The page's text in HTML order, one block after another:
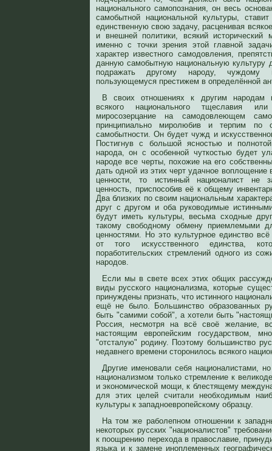
национального самопознания, он весь
самобытной национальной культуры,
единственную свою задачу, расценивая
и внешней политики, всякий исторический
именно с точки зрения этой главной
характер известного самодовления,
данную самобытную национальную культуру
подражать другому народу,
пользующемуся престижем в определённой
В своих отношениях к другим народам
всякого национального тщеславия
миросозерцание на самодовлеющем
принципиально миролюбив и терпим по
самобытности. Он будет чужд и
Постигнув с большой ясностью и
народа, он с особенной чуткостью будет
народе все черты, похожие на его
дать одной из этих черт удачное воплощение
ценности, то истинный националист не
ценность, приспособив её к общему
Два близких по своим национальным
друг с другом и оба руководимые
будут иметь культуры, весьма сходные
такому свободному обмену приемлемыми
ценностями. Но это культурное единство
от того искусственного единства,
поработительских стремлений одного из
народов.
Если мы в свете всех этих общих
виды русского национализма, которые
принуждены признать, что истинного
ещё не было. Большинство образованных
быть "самими собой", а хотели быть
Россия, несмотря на всё своё желание,
настоящим европейским государством,
"отсталую" родину. Поэтому большинство
недавнего времени сторонилось всякого
Другие именовали себя националистами,
национализмом только стремление к
и экономической мощи, к блестящему
для этих целей считали необходимым
культуры к западноевропейскому образцу.
На том же раболепном отношении к
некоторых русских "националистов"
к поощрению перехода в православие,
языка и к замене иноплеменных